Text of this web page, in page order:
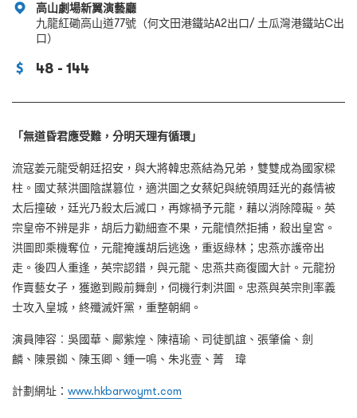
高山劇場新翼演藝廳
九龍紅磡高山道77號（何文田港鐵站A2出口/ 土瓜灣港鐵站C出
口）
48 - 144
「無道昏君應受難，分明天理有循環」
流寇姜元龍受朝廷招安，與大將韓忠燕結為兄弟，雙雙成為國家樑
柱。國丈蔡洪圖陰謀篡位，適洪圖之女蔡妃與統領周廷光的姦情被
太后撞破，廷光乃殺太后滅口，再嫁禍予元龍，藉以消除障礙。英
宗皇帝不辨是非，胡后力勸細查不果，元龍憤然拒捕，殺出皇宮。
洪圖即乘機奪位，元龍掩護胡后逃逸，重返綠林；忠燕亦護帝出
走。後四人重逢，英宗認錯，與元龍、忠燕共商復國大計。元龍扮
作賣藝女子，獲邀到殿前舞劍，伺機行刺洪圖。忠燕與英宗則率義
士攻入皇城，終殲滅奸黨，重整朝綱。
演員陣容︰吳國華、鄺紫煌、陳禧瑜、司徒凱誼、張肇倫、劍
麟、陳景銣、陳玉卿、鍾一鳴、朱兆壹、菁 瑋
計劃網址： www.hkbarwoymt.com